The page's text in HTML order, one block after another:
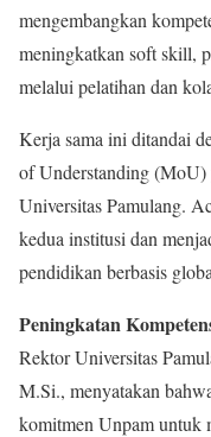
mengembangkan
meningkatkan soft skill,
melalui pelatihan dan
Kerja sama ini ditandai
of Understanding (MoU)
Universitas Pamulang.
kedua institusi dan
pendidikan berbasis
Peningkatan
Rektor Universitas
M.Si., menyatakan
komitmen Unpam untuk